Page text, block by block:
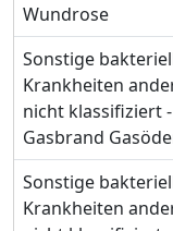
Wundrose
Sonstige
Krankheiten
nicht klassifiziert -
Gasbrand
Sonstige
Krankheiten